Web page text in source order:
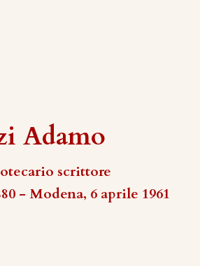
Adamo
scrittore
- Modena, 6 aprile 1961